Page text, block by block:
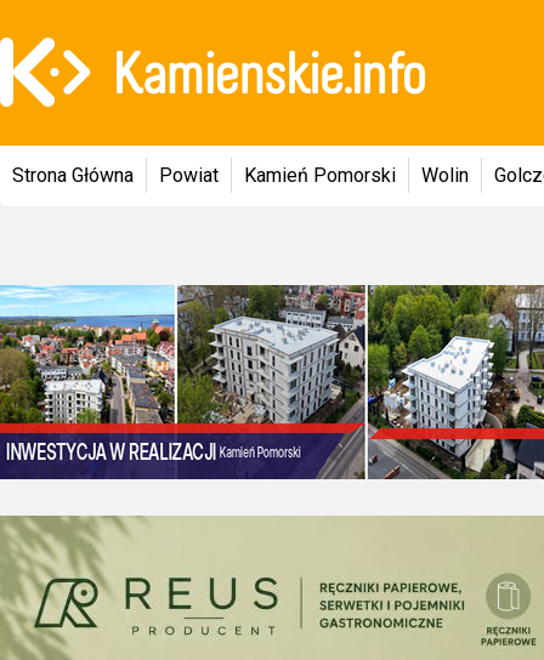
Strona Główna Powiat Kamień Pomorski Wolin